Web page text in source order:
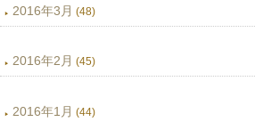
2016年3月 (48)
2016年2月 (45)
2016年1月 (44)